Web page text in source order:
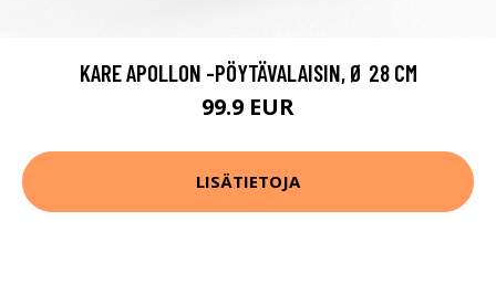
KARE APOLLON -PÖYTÄVALAISIN, Ø 28 CM
99.9 EUR
LISÄTIETOJA